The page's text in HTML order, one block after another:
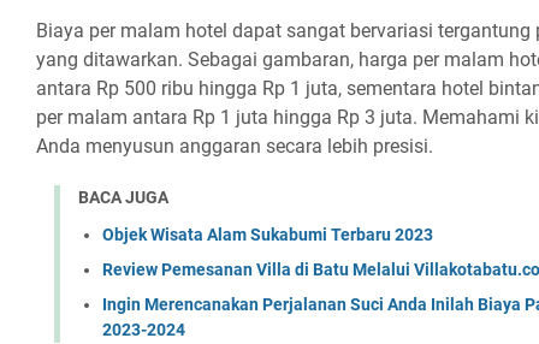
Biaya per malam hotel dapat sangat bervariasi
yang ditawarkan. Sebagai gambaran, harga per malam
antara Rp 500 ribu hingga Rp 1 juta, sementara hotel
per malam antara Rp 1 juta hingga Rp 3 juta. Memahami
Anda menyusun anggaran secara lebih presisi.
BACA JUGA
Objek Wisata Alam Sukabumi Terbaru 2023
Review Pemesanan Villa di Batu Melalui
Ingin Merencanakan Perjalanan Suci Anda Inilah Biaya
2023-2024